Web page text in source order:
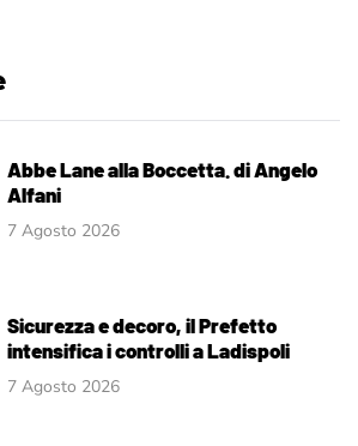
Abbe Lane alla Boccetta. di Angelo
Alfani
7 Agosto 2026
Sicurezza e decoro, il Prefetto
intensifica i controlli a Ladispoli
7 Agosto 2026